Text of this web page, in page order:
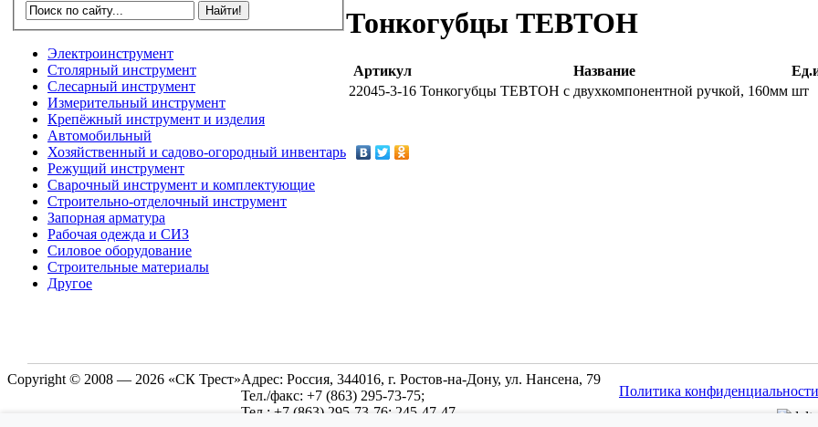
Электроинструмент
Столярный инструмент
Слесарный инструмент
Измерительный инструмент
Крепёжный инструмент и изделия
Автомобильный
Хозяйственный и садово-огородный инвентарь
Режущий инструмент
Сварочный инструмент и комплектующие
Строительно-отделочный инструмент
Запорная арматура
Рабочая одежда и СИЗ
Силовое оборудование
Строительные материалы
Другое
Тонкогубцы ТЕВТОН
Артикул Название
22045-3-16 Тонкогубцы ТЕВТОН с двухкомпонентной ручкой, 160мм шт
Copyright © 2008 — 2026 «СК Трест»Адрес: Россия, 344016, г. Ростов-на-Дону, ул. Нансена, 79
Тел./факс: +7 (863) 295-73-75;
Тел.: +7 (863) 295-73-76; 245-47-47
Политика конфиденциальности